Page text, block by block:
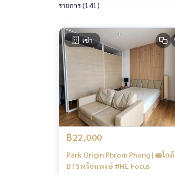
รายการ (141)
เช่า
฿22,000
Park Origin Phrom Phong | 🚝ใกล้
BTSพร้อมพงษ์ #HL Focus